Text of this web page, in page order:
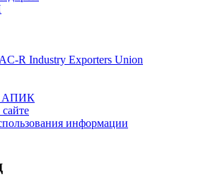
R Industry Exporters Union
АПИК
информации